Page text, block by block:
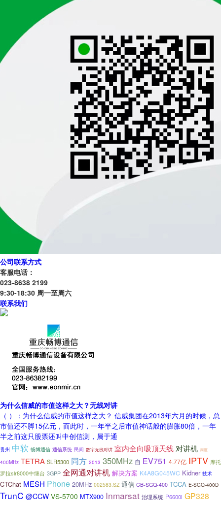
公司联系方式
客服电话：
023-8638 2199
9:30-18:30 周一至周六
联系我们
为什么信威的市值这样之大？无线对讲
（ ）：为什么信威的市值这样之大？ 信威集团在2013年六月的时候，总
市值还不脚15亿元，而此时，一年半之后市值神话般的膨胀80倍，一年
半之前这只股票还叫中创信测，属于通
贵州 中软 畅博通信 通信系统 民间 数字无线对讲 室内全向吸顶天线 对讲机 调度
400MHz TETRA SLR5300 同方 2013 350MHz 自 EV751 4.77亿 IPTV 摩托
罗拉slr8000中继台 3GPP 全网通对讲机 解决方案 K4A8G045WC Kidner 技术
CTChat MESH Phone 20MHz 002583.SZ 通信 CB-SGQ-400 TCCA E-SGQ-400D
TrunC @CCW VS-5700 MTX900 Inmarsat 治理系统 P6600i GP328